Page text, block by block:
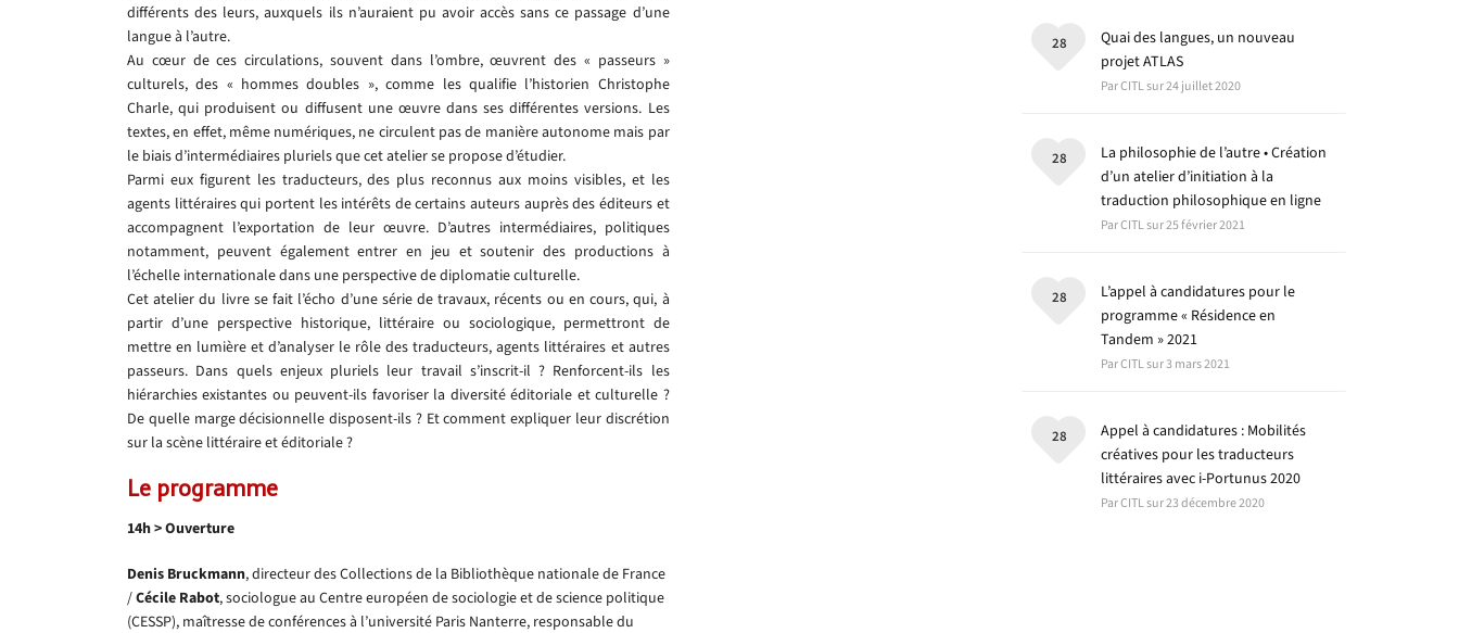
différents des leurs, auxquels ils n’auraient pu avoir accès sans ce passage d’une
langue à l’autre.
Au cœur de ces circulations, souvent dans l’ombre, œuvrent des « passeurs »
culturels, des « hommes doubles », comme les qualifie l’historien Christophe
Charle, qui produisent ou diffusent une œuvre dans ses différentes versions. Les
textes, en effet, même numériques, ne circulent pas de manière autonome mais par
le biais d’intermédiaires pluriels que cet atelier se propose d’étudier.
Parmi eux figurent les traducteurs, des plus reconnus aux moins visibles, et les
agents littéraires qui portent les intérêts de certains auteurs auprès des éditeurs et
accompagnent l’exportation de leur œuvre. D’autres intermédiaires, politiques
notamment, peuvent également entrer en jeu et soutenir des productions à
l’échelle internationale dans une perspective de diplomatie culturelle.
Cet atelier du livre se fait l’écho d’une série de travaux, récents ou en cours, qui, à
partir d’une perspective historique, littéraire ou sociologique, permettront de
mettre en lumière et d’analyser le rôle des traducteurs, agents littéraires et autres
passeurs. Dans quels enjeux pluriels leur travail s’inscrit-il ? Renforcent-ils les
hiérarchies existantes ou peuvent-ils favoriser la diversité éditoriale et culturelle ?
De quelle marge décisionnelle disposent-ils ? Et comment expliquer leur discrétion
sur la scène littéraire et éditoriale ?
Le programme
14h > Ouverture
Denis Bruckmann, directeur des Collections de la Bibliothèque nationale de France
/Cécile Rabot, sociologue au Centre européen de sociologie et de science politique
(CESSP), maîtresse de conférences à l’université Paris Nanterre, responsable du
Quai des langues, un nouveau
projet ATLAS
Par CITL sur 24 juillet 2020
28
La philosophie de l’autre • Création
d’un atelier d’initiation à la
traduction philosophique en ligne
Par CITL sur 25 février 2021
28
L’appel à candidatures pour le
programme « Résidence en
Tandem » 2021
Par CITL sur 3 mars 2021
28
Appel à candidatures : Mobilités
créatives pour les traducteurs
littéraires avec i-Portunus 2020
Par CITL sur 23 décembre 2020
28